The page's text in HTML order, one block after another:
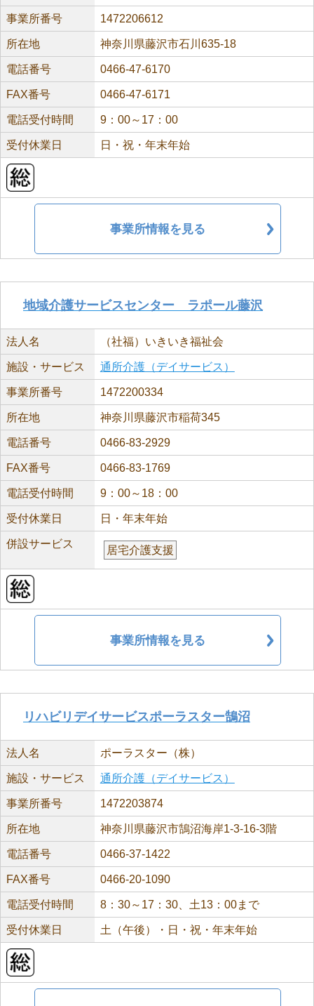
事業所番号 1472206612
所在地 神奈川県藤沢市石川635-18
電話番号 0466-47-6170
FAX番号 0466-47-6171
電話受付時間 9：00～17：00
受付休業日 日・祝・年末年始
事業所情報を見る
地域介護サービスセンター ラポール藤沢
法人名 （社福）いきいき福祉会
施設・サービス 通所介護（デイサービス）
事業所番号 1472200334
所在地 神奈川県藤沢市稲荷345
電話番号 0466-83-2929
FAX番号 0466-83-1769
電話受付時間 9：00～18：00
受付休業日 日・年末年始
併設サービス
居宅介護支援
事業所情報を見る
リハビリデイサービスポーラスター鵠沼
法人名 ポーラスター（株）
施設・サービス 通所介護（デイサービス）
事業所番号 1472203874
所在地 神奈川県藤沢市鵠沼海岸1-3-16-3階
電話番号 0466-37-1422
FAX番号 0466-20-1090
電話受付時間 8：30～17：30、土13：00まで
受付休業日 土（午後）・日・祝・年末年始